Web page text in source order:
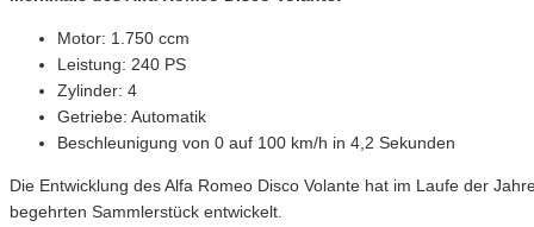
Motor: 1.750 ccm
Leistung: 240 PS
Zylinder: 4
Getriebe: Automatik
Beschleunigung von 0 auf 100 km/h in 4,2 Sekunden
Die Entwicklung des Alfa Romeo Disco Volante hat im Laufe der
begehrten Sammlerstück entwickelt.